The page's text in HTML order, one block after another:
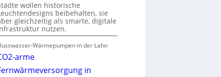
wollen historische
beibehalten, sie
gleichzeitig als smarte, digitale
nutzen.
Wärmepumpen in der Lahn
arme
in